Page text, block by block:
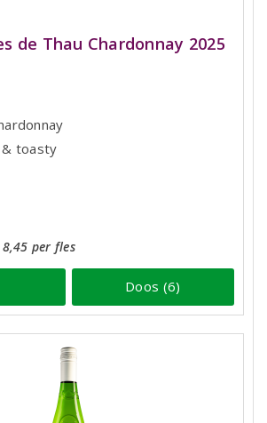
de Thau Chardonnay 2025
& toasty
per fles
Doos (6)